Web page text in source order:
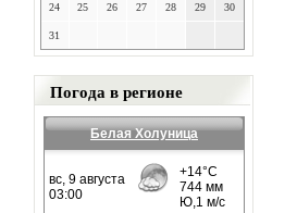
24 25 26 27 28 29 30
31
Погода в регионе
Белая Холуница